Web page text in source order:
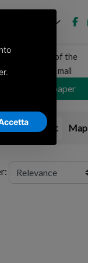
Receive a copy of the
newspaper by mail
Choose newspaper
List Map